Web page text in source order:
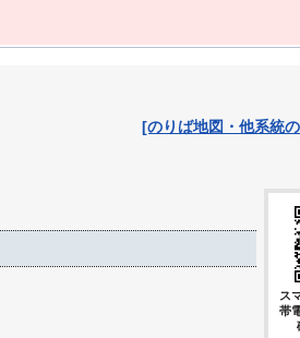
[のりば地図・他系統
ス
帯